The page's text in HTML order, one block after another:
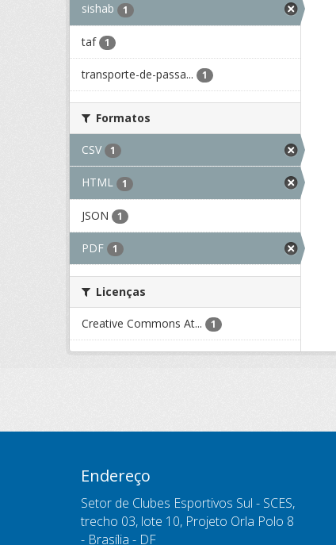
sishab 1
taf 1
transporte-de-passa... 1
Formatos
CSV 1
HTML 1
JSON 1
PDF 1
Licenças
Creative Commons At... 1
Endereço
Setor de Clubes Esportivos Sul - SCES,
trecho 03, lote 10, Projeto Orla Polo 8
- Brasília - DF